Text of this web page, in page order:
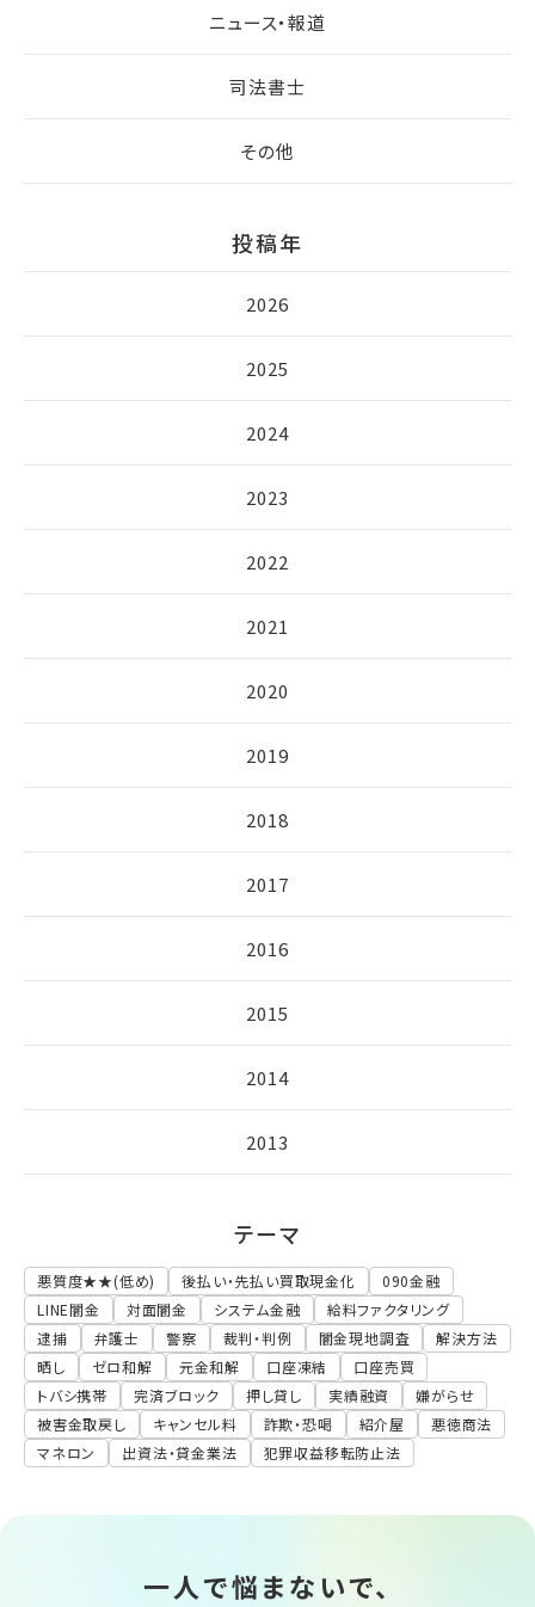
ニュース・報道
司法書士
その他
投稿年
2026
2025
2024
2023
2022
2021
2020
2019
2018
2017
2016
2015
2014
2013
テーマ
悪質度★★(低め) 後払い・先払い買取現金化
090金融
LINE闇金
対面闇金 システム金融
給料ファクタリング
逮捕
弁護士 警察 裁判・判例 闇金現地調査
解決方法
晒し
ゼロ和解 元金和解 口座凍結
口座売買
トバシ携帯
完済ブロック 押し貸し 実績融資
嫌がらせ
被害金取戻し
キャンセル料 詐欺・恐喝 紹介屋
悪徳商法
マネロン
出資法・貸金業法 犯罪収益移転防止法
一人で悩まないで、